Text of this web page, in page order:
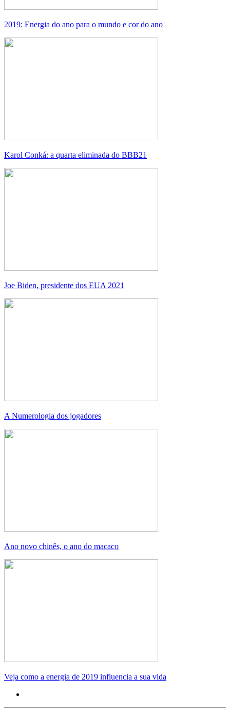
2019: Energia do ano para o mundo e cor do ano
Karol Conká: a quarta eliminada do BBB21
Joe Biden, presidente dos EUA 2021
A Numerologia dos jogadores
Ano novo chinês, o ano do macaco
Veja como a energia de 2019 influencia a sua vida